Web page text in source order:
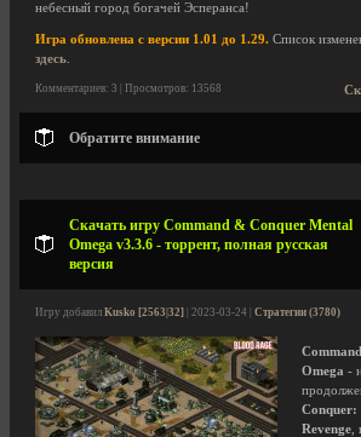
небесный город богачей Эсперанса!
Игра обновлена с версии 1.01 до 1.29. Список
здесь
Комментариев: 3 | Просмотров: 13568
Обратите внимание
Скачать игру Command & Conquer Mental
Omega v3.3.6 - торрент, полная русская
версия
Игру добавил Kusko [2563|32] | 2023-03-24 | Стратегии (3780)
Omega -
Conquer:
Revenge